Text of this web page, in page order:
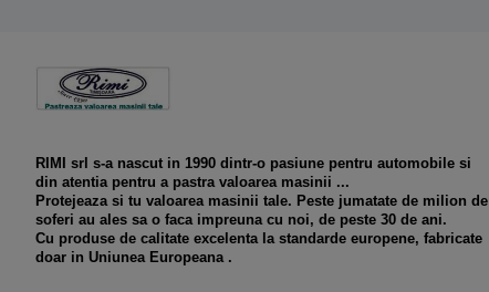
RIMI srl s-a nascut in 1990 dintr-o pasiune pentru automobile si
din atentia pentru a pastra valoarea masinii ...
Protejeaza si tu valoarea masinii tale. Peste jumatate de milion de
soferi au ales sa o faca impreuna cu noi, de peste 30 de ani.
Cu produse de calitate excelenta la standarde europene, fabricate
doar in Uniunea Europeana .